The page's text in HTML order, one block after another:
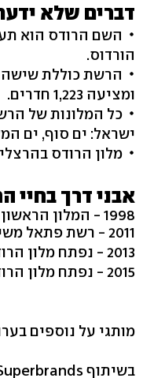
דברים שלא
השם הרודס הוא
הורדוס.
הרשת כוללת שישה
ומציעה 1,223 חדרים.
כל המלונות של
ישראל: ים סוף, ים
מלון הרודס
אבני דרך בחיי
1998 - המלון הראשון של רשת הרודס נפתח באילת.
2011 - רשת פתאל משיקה את מלון הרודס תל אביב.
2013 - נפתח מלון הרודס ים המלח.
2015 - נפתח מלון הרודס הרצליה.
מותגי על נוספים
בשיתוף Superbrands